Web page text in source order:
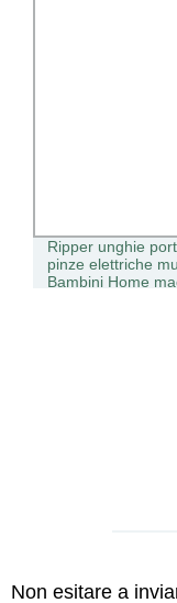
portatile antiribaltamento
multifunzione per adulti
macchina automatica
Non esitare a